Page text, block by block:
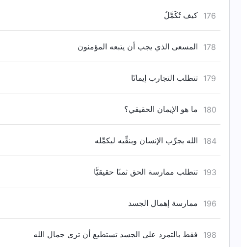
176 كيف تُكَمَّلُ
178 المسعى الذي يجب أن يتبعه المؤمنون
179 تتطلب التجارب إيمانًا
180 ما هو الإيمان الحقيقي؟
184 الله يجرِّب الإنسان وينقِّيه ليكمِّله
193 تتطلب ممارسة الحق ثمنًا حقيقيًّا
196 ممارسة إهمال الجسد
198 فقط بالتمرد على الجسد تستطيع أن ترى جمال الله